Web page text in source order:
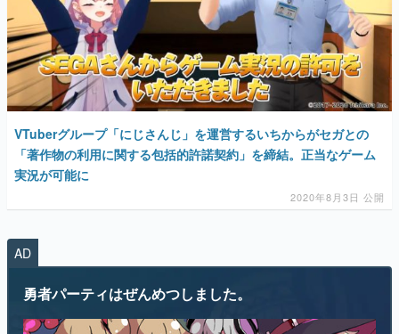
VTuberグループ「にじさんじ」を運営するいちからがセガとの
「著作物の利用に関する包括的許諾契約」を締結。正当なゲーム
実況が可能に
2020年8月3日 公開
AD